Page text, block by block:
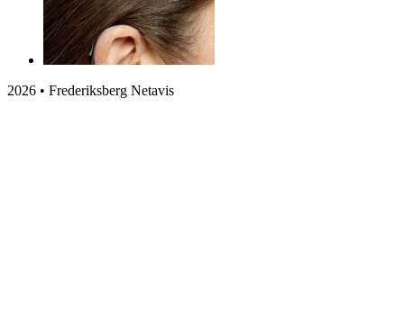
2026 • Frederiksberg Netavis